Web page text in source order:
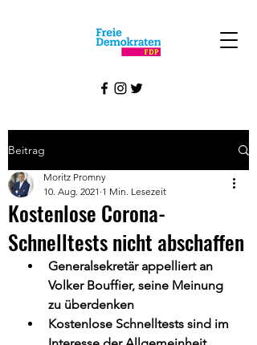
Beitrag
Kostenlose Corona-
Schnelltests nicht abschaffen
Moritz Promny
10. Aug. 2021 1 Min. Lesezeit
Generalsekretär appelliert an
Volker Bouffier, seine Meinung
zu überdenken
Kostenlose Schnelltests sind im